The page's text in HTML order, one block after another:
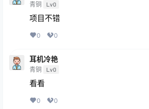
青铜 Lv0
项目不错
0 0
耳机冷艳
青铜 Lv0
看看
0 0